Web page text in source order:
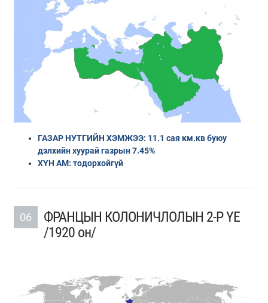
ГАЗАР НУТГИЙН ХЭМЖЭЭ: 11.1 сая км.кв буюу
дэлхийн хуурай газрын 7.45%
ХҮН АМ: тодорхойгүй
06
ФРАНЦЫН КОЛОНИЧЛОЛЫН 2-Р ҮЕ
/1920 он/